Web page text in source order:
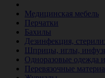
Медицинская мебель
Перчатки
Бахилы
Дезинфекция,
Шприцы, иглы,
Одноразовые одежда
Перевязочные